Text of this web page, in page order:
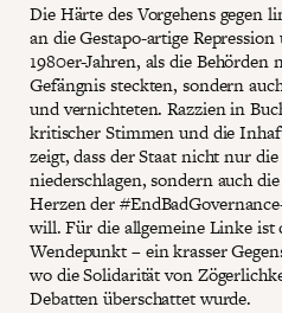
Die Härte des Vorgehens gegen
an die Gestapo-artige
1980er-Jahren, als die
Gefängnis steckten, sondern
und vernichteten. Razzien in
kritischer Stimmen und die
zeigt, dass der Staat nicht nur
niederschlagen, sondern auch
Herzen der
will. Für die allgemeine Linke ist
Wendepunkt – ein krasser
wo die Solidarität von
Debatten überschattet wurde.